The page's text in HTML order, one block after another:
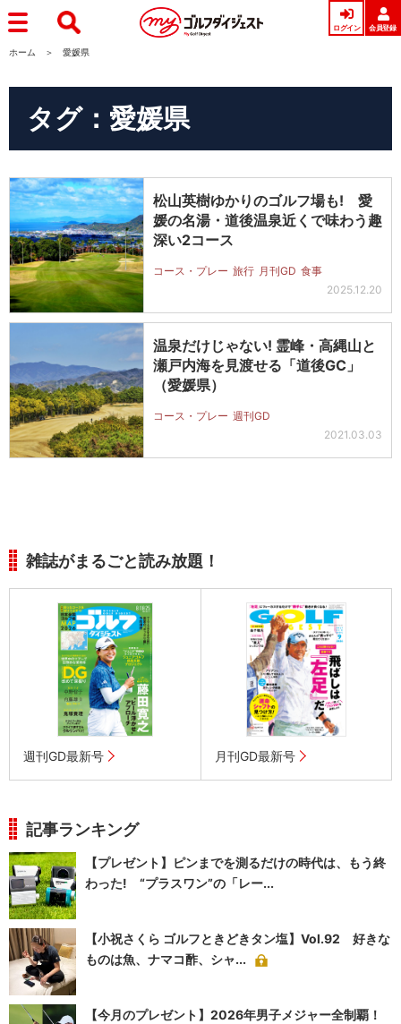
ログイン 会員登録
ホーム 愛媛県
タグ：愛媛県
松山英樹ゆかりのゴルフ場も! 愛
媛の名湯・道後温泉近くで味わう趣
深い2コース
コース・プレー 旅行 月刊GD 食事
2025.12.20
温泉だけじゃない! 霊峰・高縄山と
瀬戸内海を見渡せる「道後GC」
（愛媛県）
コース・プレー 週刊GD
2021.03.03
雑誌がまるごと読み放題！
週刊GD最新号 月刊GD最新号
記事ランキング
【プレゼント】ピンまでを測るだけの時代は、もう終
わった! “プラスワン”の「レー...
【小祝さくら ゴルフときどきタン塩】Vol.92 好きな
ものは魚、ナマコ酢、シャ...
【今月のプレゼント】2026年男子メジャー全制覇！